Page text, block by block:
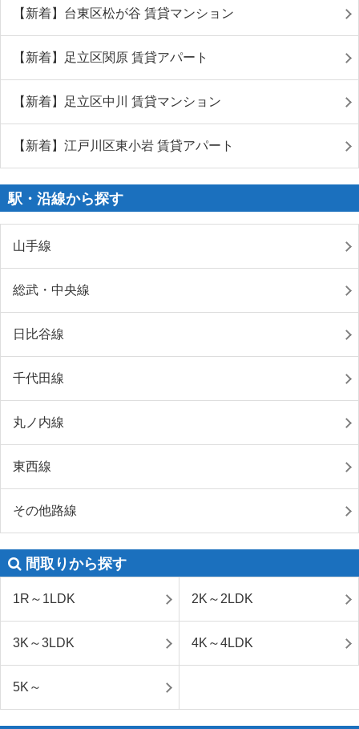
【新着】台東区松が谷 賃貸マンション
【新着】足立区関原 賃貸アパート
【新着】足立区中川 賃貸マンション
【新着】江戸川区東小岩 賃貸アパート
駅・沿線から探す
山手線
総武・中央線
日比谷線
千代田線
丸ノ内線
東西線
その他路線
間取りから探す
1R～1LDK 2K～2LDK
3K～3LDK 4K～4LDK
5K～